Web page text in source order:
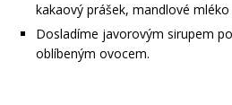
kakaový prášek, mandlové
Dosladíme javorovým sirupem
oblíbeným ovocem.